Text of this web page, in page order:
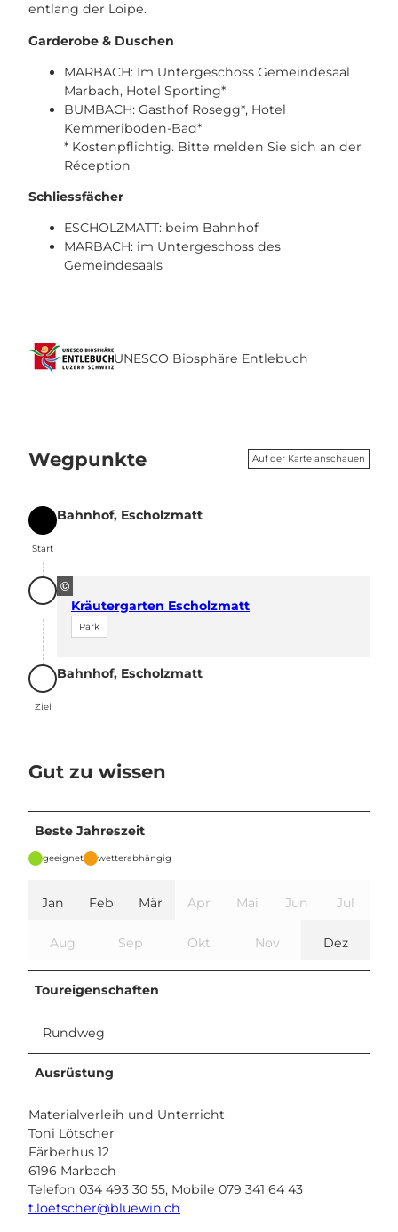
entlang der Loipe.
Garderobe & Duschen
MARBACH: Im Untergeschoss Gemeindesaal
Marbach, Hotel Sporting*
BUMBACH: Gasthof Rosegg*, Hotel
Kemmeriboden-Bad*
* Kostenpflichtig. Bitte melden Sie sich an der
Réception
Schliessfächer
ESCHOLZMATT: beim Bahnhof
MARBACH: im Untergeschoss des
Gemeindesaals
UNESCO Biosphäre Entlebuch
Wegpunkte Auf der Karte anschauen
Start
Start
Bahnhof, Escholzmatt
©
Kräutergarten Escholzmatt
Park
Ziel
Ziel
Bahnhof, Escholzmatt
Gut zu wissen
Beste Jahreszeit
geeignet wetterabhängig
Jan Feb Mär Apr Mai Jun Jul
Aug Sep Okt Nov Dez
Toureigenschaften
Rundweg
Ausrüstung
Materialverleih und Unterricht
Toni Lötscher
Färberhus 12
6196 Marbach
Telefon 034 493 30 55, Mobile 079 341 64 43
t.loetscher@bluewin.ch